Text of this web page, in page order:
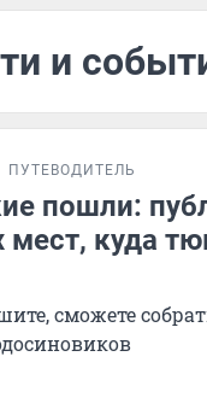
и
ПУТЕВОДИТЕЛЬ
пошли:
мест, куда
сможете